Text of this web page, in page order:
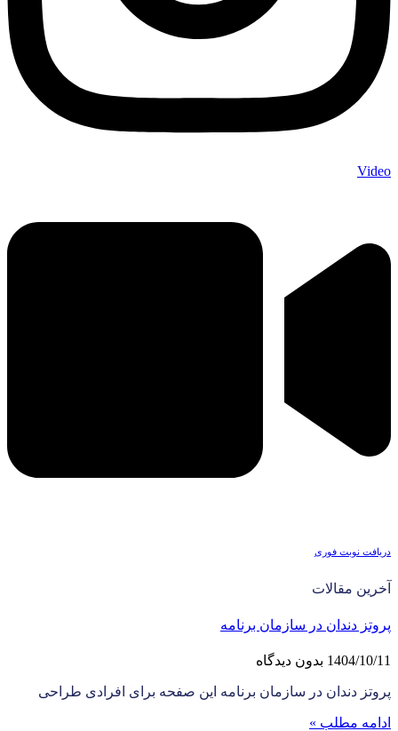
Video
دریافت نوبت فوری
آخرین مقالات
پروتز دندان در سازمان برنامه
1404/10/11 بدون دیدگاه
پروتز دندان در سازمان برنامه این صفحه برای افرادی طراحی
ادامه مطلب »